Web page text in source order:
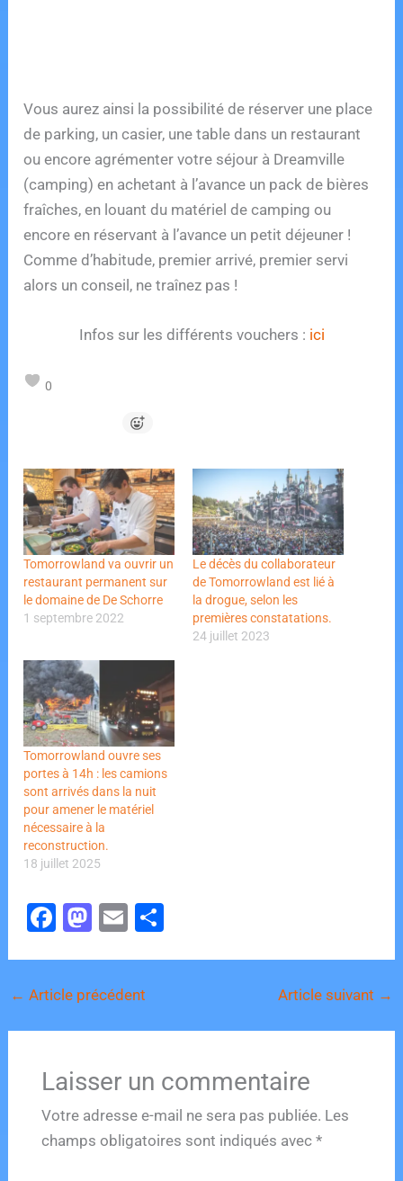
Vous aurez ainsi la possibilité de réserver une place
de parking, un casier, une table dans un restaurant
ou encore agrémenter votre séjour à Dreamville
(camping) en achetant à l’avance un pack de bières
fraîches, en louant du matériel de camping ou
encore en réservant à l’avance un petit déjeuner !
Comme d’habitude, premier arrivé, premier servi
alors un conseil, ne traînez pas !
Infos sur les différents vouchers : ici
0
Tomorrowland va ouvrir un
restaurant permanent sur
le domaine de De Schorre
1 septembre 2022
Le décès du collaborateur
de Tomorrowland est lié à
la drogue, selon les
premières constatations.
24 juillet 2023
Tomorrowland ouvre ses
portes à 14h : les camions
sont arrivés dans la nuit
pour amener le matériel
nécessaire à la
reconstruction.
18 juillet 2025
F
e
b
o
k
M
o
d
n
E
l
er
← Article précédent Article suivant →
Laisser un commentaire
Votre adresse e-mail ne sera pas publiée. Les
champs obligatoires sont indiqués avec *